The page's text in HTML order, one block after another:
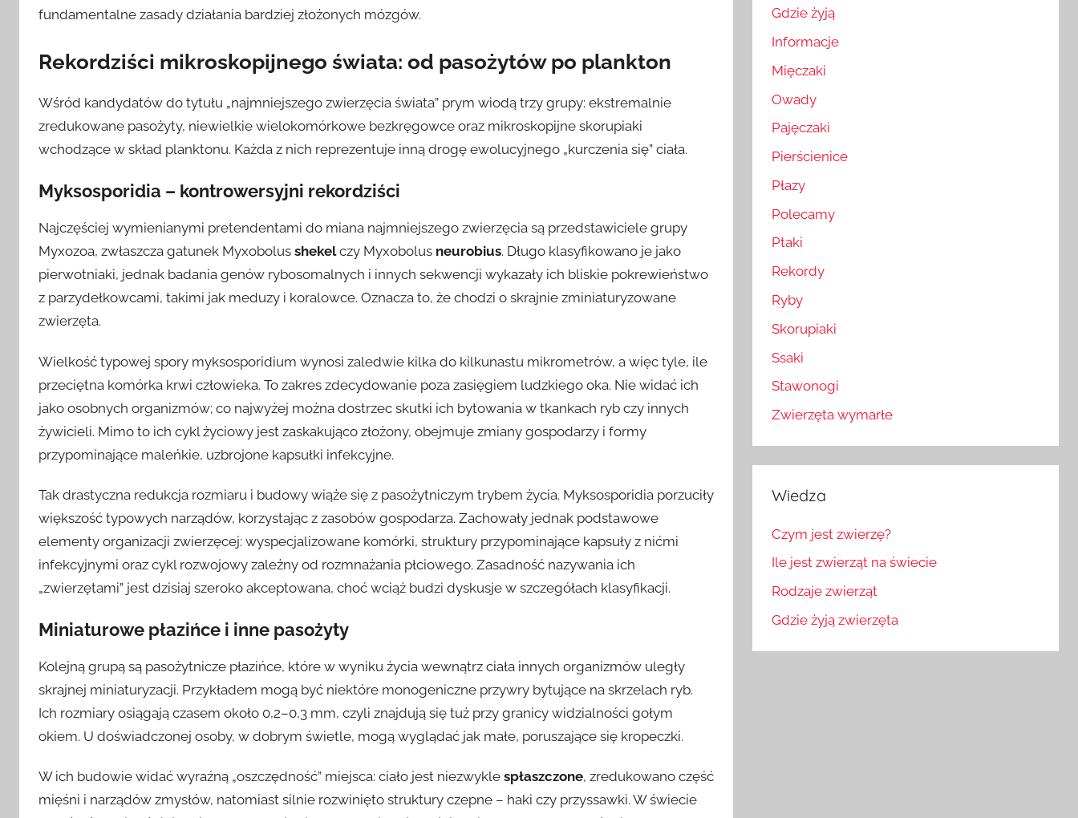
fundamentalne zasady działania bardziej złożonych mózgów.
Rekordziści mikroskopijnego świata: od pasożytów po plankton
Wśród kandydatów do tytułu „najmniejszego zwierzęcia świata” prym wiodą trzy grupy: ekstremalnie
zredukowane pasożyty, niewielkie wielokomórkowe bezkręgowce oraz mikroskopijne skorupiaki
wchodzące w skład planktonu. Każda z nich reprezentuje inną drogę ewolucyjnego „kurczenia się” ciała.
Myksosporidia – kontrowersyjni rekordziści
Najczęściej wymienianymi pretendentami do miana najmniejszego zwierzęcia są przedstawiciele grupy
Myxozoa, zwłaszcza gatunek Myxobolus shekelczy Myxobolus neurobius. Długo klasyfikowano je jako
pierwotniaki, jednak badania genów rybosomalnych i innych sekwencji wykazały ich bliskie pokrewieństwo
z parzydełkowcami, takimi jak meduzy i koralowce. Oznacza to, że chodzi o skrajnie zminiaturyzowane
zwierzęta.
Wielkość typowej spory myksosporidium wynosi zaledwie kilka do kilkunastu mikrometrów, a więc tyle, ile
przeciętna komórka krwi człowieka. To zakres zdecydowanie poza zasięgiem ludzkiego oka. Nie widać ich
jako osobnych organizmów; co najwyżej można dostrzec skutki ich bytowania w tkankach ryb czy innych
żywicieli. Mimo to ich cykl życiowy jest zaskakująco złożony, obejmuje zmiany gospodarzy i formy
przypominające maleńkie, uzbrojone kapsułki infekcyjne.
Tak drastyczna redukcja rozmiaru i budowy wiąże się z pasożytniczym trybem życia. Myksosporidia porzuciły
większość typowych narządów, korzystając z zasobów gospodarza. Zachowały jednak podstawowe
elementy organizacji zwierzęcej: wyspecjalizowane komórki, struktury przypominające kapsuły z nićmi
infekcyjnymi oraz cykl rozwojowy zależny od rozmnażania płciowego. Zasadność nazywania ich
„zwierzętami” jest dzisiaj szeroko akceptowana, choć wciąż budzi dyskusje w szczegółach klasyfikacji.
Miniaturowe płazińce i inne pasożyty
Kolejną grupą są pasożytnicze płazińce, które w wyniku życia wewnątrz ciała innych organizmów uległy
skrajnej miniaturyzacji. Przykładem mogą być niektóre monogeniczne przywry bytujące na skrzelach ryb.
Ich rozmiary osiągają czasem około 0,2–0,3 mm, czyli znajdują się tuż przy granicy widzialności gołym
okiem. U doświadczonej osoby, w dobrym świetle, mogą wyglądać jak małe, poruszające się kropeczki.
W ich budowie widać wyraźną „oszczędność” miejsca: ciało jest niezwykle spłaszczone, zredukowano część
mięśni i narządów zmysłów, natomiast silnie rozwinięto struktury czepne – haki czy przyssawki. W świecie
Gdzie żyją
Informacje
Mięczaki
Owady
Pajęczaki
Pierścienice
Płazy
Polecamy
Ptaki
Rekordy
Ryby
Skorupiaki
Ssaki
Stawonogi
Zwierzęta wymarłe
Wiedza
Czym jest zwierzę?
Ile jest zwierząt na świecie
Rodzaje zwierząt
Gdzie żyją zwierzęta